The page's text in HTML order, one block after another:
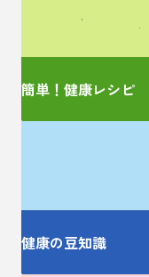
簡単レシピをご紹介！
簡単！健康レシピ
健康の豆知識